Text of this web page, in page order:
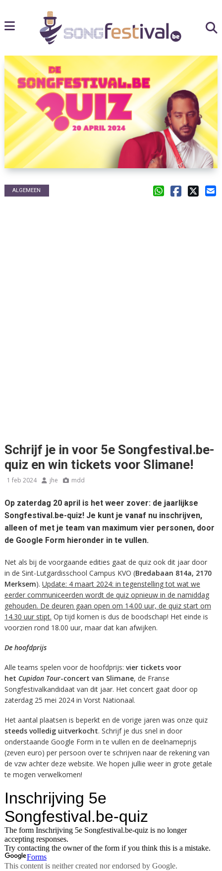
ALGEMEEN
Schrijf je in voor 5e Songfestival.be-
quiz en win tickets voor Slimane!
1 feb 2024 jhe mdd
Op zaterdag 20 april is het weer zover: de jaarlijkse
Songfestival.be-quiz! Je kunt je vanaf nu inschrijven,
alleen of met je team van maximum vier personen, door
de Google Form hieronder in te vullen.
Net als bij de voorgaande edities gaat de quiz ook dit jaar door
in de Sint-Lutgardisschool Campus KVO (Bredabaan 814a, 2170
Merksem). Update: 4 maart 2024: in tegenstelling tot wat we
eerder communiceerden wordt de quiz opnieuw in de namiddag
gehouden. De deuren gaan open om 14.00 uur, de quiz start om
14.30 uur stipt. Op tijd komen is dus de boodschap! Het einde is
voorzien rond 18.00 uur, maar dat kan afwijken.
De hoofdprijs
Alle teams spelen voor de hoofdprijs: vier tickets voor
het Cupidon Tour-concert van Slimane, de Franse
Songfestivalkandidaat van dit jaar. Het concert gaat door op
zaterdag 25 mei 2024 in Vorst Nationaal.
Het aantal plaatsen is beperkt en de vorige jaren was onze quiz
steeds volledig uitverkocht. Schrijf je dus snel in door
onderstaande Google Form in te vullen en de deelnameprijs
(zeven euro) per persoon over te schrijven naar de rekening van
de vzw achter deze website. We hopen jullie weer in grote getale
te mogen verwelkomen!